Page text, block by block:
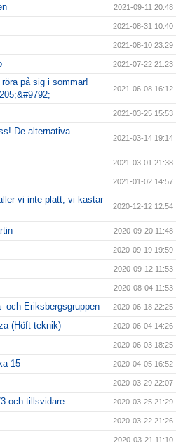
2021-09-11 20:48
2021-08-31 10:40
2021-08-10 23:29
2021-07-22 21:23
på sig i sommar!
2021-06-08 16:12
2021-03-25 15:53
De alternativa
2021-03-14 19:14
2021-03-01 21:38
2021-01-02 14:57
vi inte platt, vi kastar
2020-12-12 12:54
2020-09-20 11:48
2020-09-19 19:59
2020-09-12 11:53
2020-08-04 11:53
och Eriksbergsgruppen 2020-06-18 22:25
(Höft teknik) 2020-06-04 14:26
2020-06-03 18:25
15 2020-04-05 16:52
2020-03-29 22:07
och tillsvidare 2020-03-25 21:29
2020-03-22 21:26
2020-03-21 11:10